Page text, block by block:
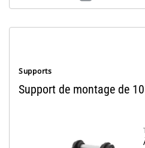
Supports
Support de montage de